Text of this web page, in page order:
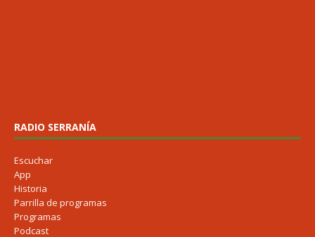
RADIO SERRANÍA
Escuchar
App
Historia
Parrilla de programas
Programas
Podcast